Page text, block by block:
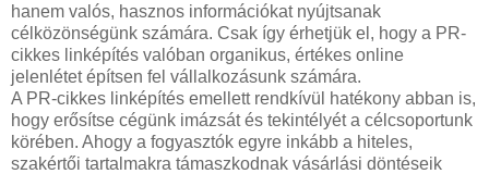
hanem valós, hasznos információkat nyújtsanak
célközönségünk számára. Csak így érhetjük el, hogy a PR-
cikkes linképítés valóban organikus, értékes online
jelenlétet építsen fel vállalkozásunk számára.
A PR-cikkes linképítés emellett rendkívül hatékony abban is,
hogy erősítse cégünk imázsát és tekintélyét a célcsoportunk
körében. Ahogy a fogyasztók egyre inkább a hiteles,
szakértői tartalmakra támaszkodnak vásárlási döntéseik